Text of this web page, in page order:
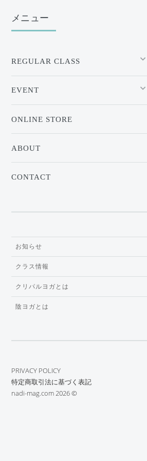
メニュー
REGULAR CLASS
EVENT
ONLINE STORE
ABOUT
CONTACT
お知らせ
クラス情報
クリパルヨガとは
陰ヨガとは
PRIVACY POLICY
特定商取引法に基づく表記
nadi-mag.com 2026 ©︎